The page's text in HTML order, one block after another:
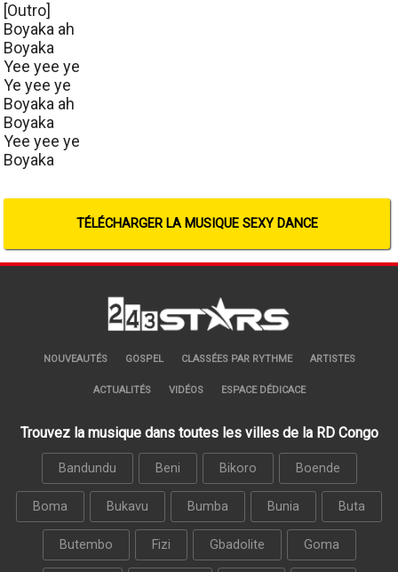
[Outro]
Boyaka ah
Boyaka
Yee yee ye
Ye yee ye
Boyaka ah
Boyaka
Yee yee ye
Boyaka
TÉLÉCHARGER LA MUSIQUE SEXY DANCE
NOUVEAUTÉS GOSPEL CLASSÉES PAR RYTHME ARTISTES
ACTUALITÉS VIDÉOS ESPACE DÉDICACE
Trouvez la musique dans toutes les villes de la RD Congo
Bandundu Beni Bikoro Boende
Boma Bukavu Bumba Bunia Buta
Butembo Fizi Gbadolite Goma